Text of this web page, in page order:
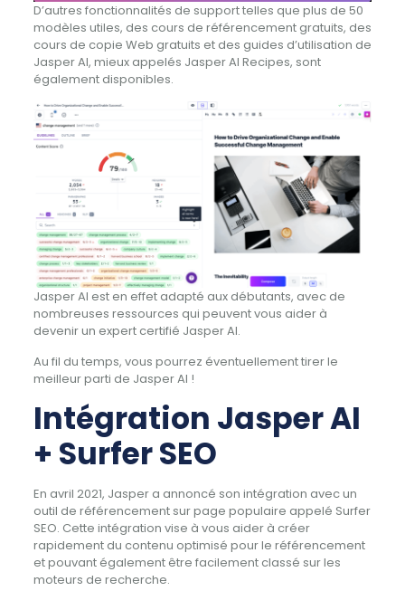
D’autres fonctionnalités de support telles que plus de 50
modèles utiles, des cours de référencement gratuits, des
cours de copie Web gratuits et des guides d’utilisation de
Jasper AI, mieux appelés Jasper AI Recipes, sont
également disponibles.
Jasper AI est en effet adapté aux débutants, avec de
nombreuses ressources qui peuvent vous aider à
devenir un expert certifié Jasper AI.
Au fil du temps, vous pourrez éventuellement tirer le
meilleur parti de Jasper AI !
Intégration Jasper AI
+ Surfer SEO
En avril 2021, Jasper a annoncé son intégration avec un
outil de référencement sur page populaire appelé Surfer
SEO. Cette intégration vise à vous aider à créer
rapidement du contenu optimisé pour le référencement
et pouvant également être facilement classé sur les
moteurs de recherche.